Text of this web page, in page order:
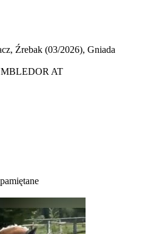
Źrebak (03/2026), Gniada
AT